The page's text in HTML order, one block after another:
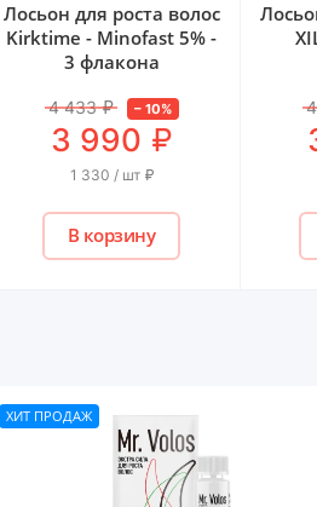
Лосьон для роста волос
Kirktime - Minofast 5% -
3 флакона
4 433 ₽ – 10%
3 990 ₽
1 330 / шт ₽
В корзину
ХИТ ПРОДАЖ